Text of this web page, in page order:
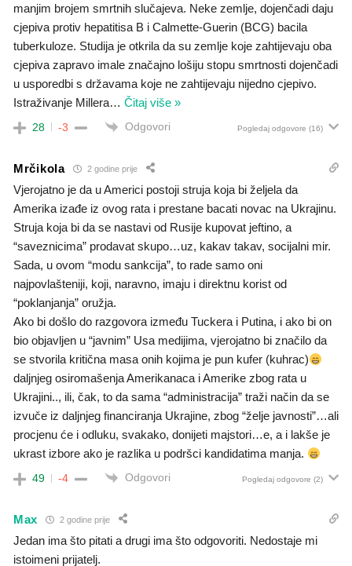
manjim brojem smrtnih slučajeva. Neke zemlje, dojenčadi daju
cjepiva protiv hepatitisa B i Calmette-Guerin (BCG) bacila
tuberkuloze. Studija je otkrila da su zemlje koje zahtijevaju oba
cjepiva zapravo imale značajno lošiju stopu smrtnosti dojenčadi
u usporedbi s državama koje ne zahtijevaju nijedno cjepivo.
Istraživanje Millera… Čitaj više »
28 -3 Odgovori Pogledaj odgovore (16)
Mrčikola 2 godine prije
Vjerojatno je da u Americi postoji struja koja bi željela da
Amerika izađe iz ovog rata i prestane bacati novac na Ukrajinu.
Struja koja bi da se nastavi od Rusije kupovat jeftino, a
“saveznicima” prodavat skupo…uz, kakav takav, socijalni mir.
Sada, u ovom “modu sankcija”, to rade samo oni
najpovlašteniji, koji, naravno, imaju i direktnu korist od
“poklanjanja” oružja.
Ako bi došlo do razgovora između Tuckera i Putina, i ako bi on
bio objavljen u “javnim” Usa medijima, vjerojatno bi značilo da
se stvorila kritična masa onih kojima je pun kufer (kuhrac)
daljnjeg osiromašenja Amerikanaca i Amerike zbog rata u
Ukrajini.., ili, čak, to da sama “administracija” traži način da se
izvuče iz daljnjeg financiranja Ukrajine, zbog “želje javnosti”…ali
procjenu će i odluku, svakako, donijeti majstori…e, a i lakše je
ukrast izbore ako je razlika u podršci kandidatima manja.
49 -4 Odgovori Pogledaj odgovore (2)
Max 2 godine prije
Jedan ima što pitati a drugi ima što odgovoriti. Nedostaje mi
istoimeni prijatelj.